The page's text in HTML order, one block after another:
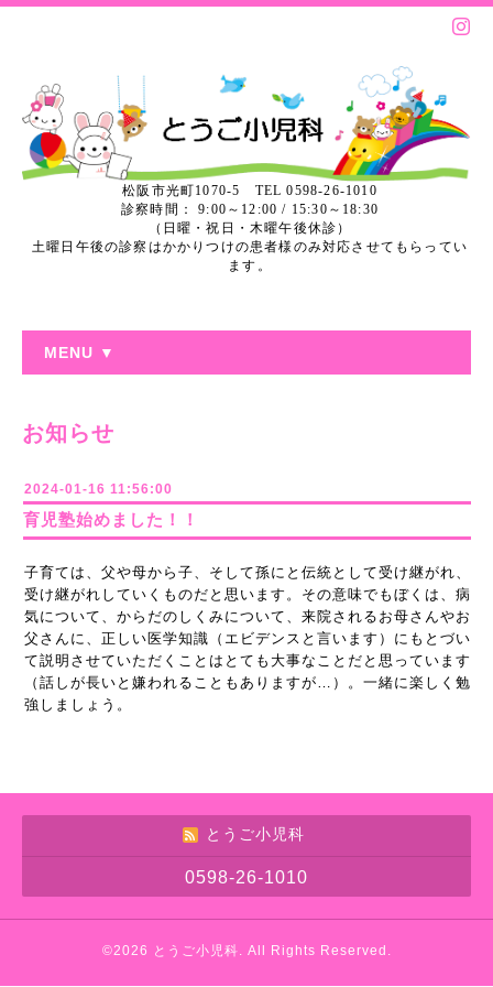
松阪市光町1070-5 TEL 0598-26-1010
診察時間： 9:00～12:00 / 15:30～18:30
（日曜・祝日・木曜午後休診）
土曜日午後の診察はかかりつけの患者様のみ対応させてもらってい
ます。
MENU ▼
お知らせ
2024-01-16 11:56:00
育児塾始めました！！
子育ては、父や母から子、そして孫にと伝統として受け継がれ、
受け継がれしていくものだと思います。その意味でもぼくは、病
気について、からだのしくみについて、来院されるお母さんやお
父さんに、正しい医学知識（エビデンスと言います）にもとづい
て説明させていただくことはとても大事なことだと思っています
（話しが長いと嫌われることもありますが…）。一緒に楽しく勉
強しましょう。
とうご小児科
0598-26-1010
©2026 とうご小児科 . All Rights Reserved.